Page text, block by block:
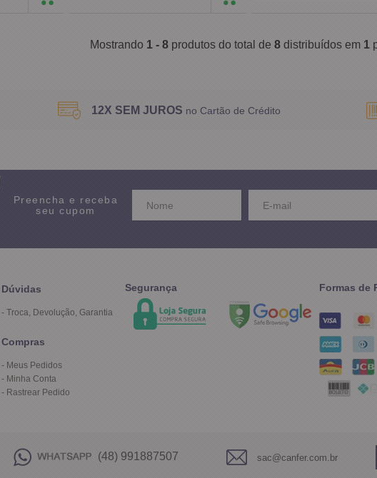
Mostrando1 - 8produtos do total de8distribuídos em1
12X SEM JUROS no Cartão de Crédito
Preencha e receba
seu cupom
Dúvidas
Troca, Devolução, Garantia
Compras
Meus Pedidos
Minha Conta
Rastrear Pedido
Segurança Formas de
(48) 991887507 sac@canfer.com.br